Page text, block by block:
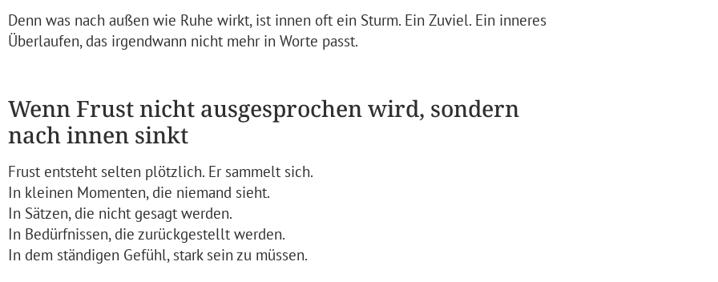
Denn was nach außen wie Ruhe wirkt, ist innen oft ein Sturm. Ein Zuviel. Ein inneres
Überlaufen, das irgendwann nicht mehr in Worte passt.
Wenn Frust nicht ausgesprochen wird, sondern
nach innen sinkt
Frust entsteht selten plötzlich. Er sammelt sich.
In kleinen Momenten, die niemand sieht.
In Sätzen, die nicht gesagt werden.
In Bedürfnissen, die zurückgestellt werden.
In dem ständigen Gefühl, stark sein zu müssen.